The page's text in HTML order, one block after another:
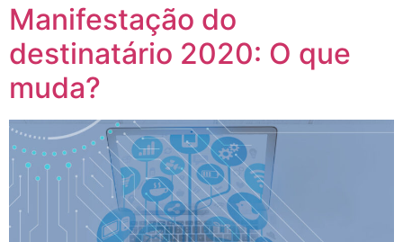
Manifestação do
destinatário 2020: O que
muda?